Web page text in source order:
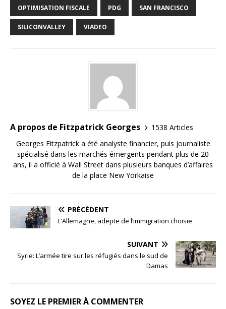
OPTIMISATION FISCALE PDG SAN FRANCISCO
SILICONVALLEY VIADEO
A propos de Fitzpatrick Georges
1538 Articles
Georges Fitzpatrick a été analyste financier, puis journaliste
spécialisé dans les marchés émergents pendant plus de 20
ans, il a officié à Wall Street dans plusieurs banques d’affaires
de la place New Yorkaise
PRÉCÉDENT
L’Allemagne, adepte de l’immigration choisie
SUIVANT
Syrie: L’armée tire sur les réfugiés dans le sud de
Damas
SOYEZ LE PREMIER À COMMENTER